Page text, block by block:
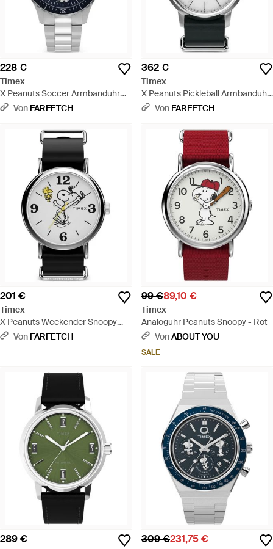
228 €
Timex
X Peanuts Soccer Armbanduhr
41Mm - Blau
Von FARFETCH
362 €
Timex
X Peanuts Pickleball Armbanduhr
40Mm - Grau
Von FARFETCH
201 €
Timex
X Peanuts Weekender Snoopy
Armbanduhr 40Mm - Schwarz
Von FARFETCH
99 €89,10 €
Timex
Analoguhr Peanuts Snoopy - Rot
VonABOUT YOU
SALE
289 € 309 €231,75 €